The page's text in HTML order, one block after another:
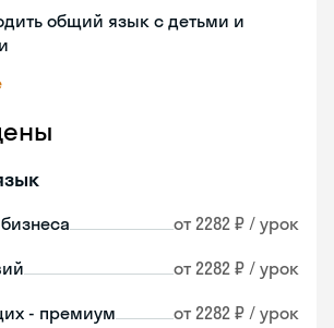
общий язык с детьми и
от 2282 ₽ / урок
от 2282 ₽ / урок
- премиум от 2282 ₽ / урок